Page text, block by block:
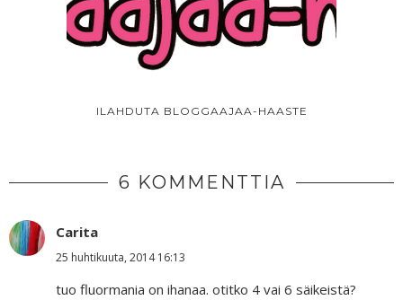
ILAHDUTA BLOGGAAJAA-HAASTE
6 KOMMENTTIA
Carita
25 huhtikuuta, 2014 16:13
tuo fluormania on ihanaa. otitko 4 vai 6 säikeistä?